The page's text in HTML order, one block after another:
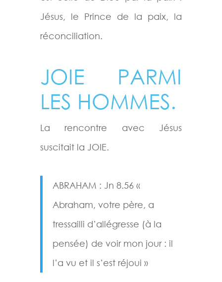
Jésus, le Prince de la paix, la
réconciliation.
JOIE PARMI
LES HOMMES.
La rencontre avec Jésus
suscitait la JOIE.
ABRAHAM : Jn 8.56 «
Abraham, votre père, a
tressailli d’allégresse (à la
pensée) de voir mon jour : il
l’a vu et il s’est réjoui »